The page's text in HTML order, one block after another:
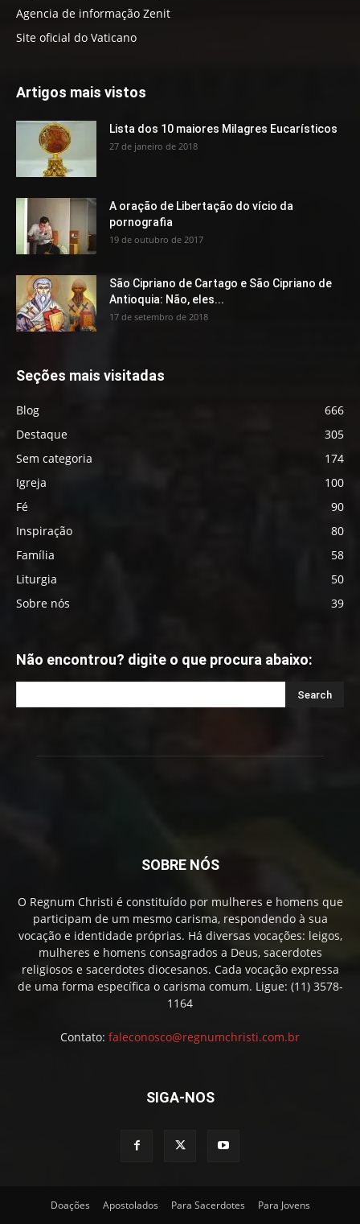
Agencia de informação Zenit
Site oficial do Vaticano
Artigos mais vistos
Lista dos 10 maiores Milagres Eucarísticos
27 de janeiro de 2018
A oração de Libertação do vício da
pornografia
19 de outubro de 2017
São Cipriano de Cartago e São Cipriano de
Antioquia: Não, eles...
17 de setembro de 2018
Seções mais visitadas
Blog
666
Destaque
305
Sem categoria
174
Igreja
100
Fé
90
Inspiração
80
Família
58
Liturgia
50
Sobre nós
39
Não encontrou? digite o que procura abaixo:
SOBRE NÓS
O Regnum Christi é constituído por mulheres e homens que
participam de um mesmo carisma, respondendo à sua
vocação e identidade próprias. Há diversas vocações: leigos,
mulheres e homens consagrados a Deus, sacerdotes
religiosos e sacerdotes diocesanos. Cada vocação expressa
de uma forma específica o carisma comum. Ligue: (11) 3578-
1164
Contato: faleconosco@regnumchristi.com.br
SIGA-NOS
Doações Apostolados Para Sacerdotes Para Jovens